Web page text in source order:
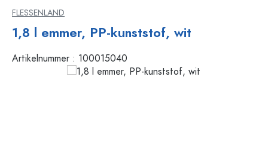
FLESSENLAND
1,8 l emmer, PP-kunststof, wit
Artikelnummer : 100015040